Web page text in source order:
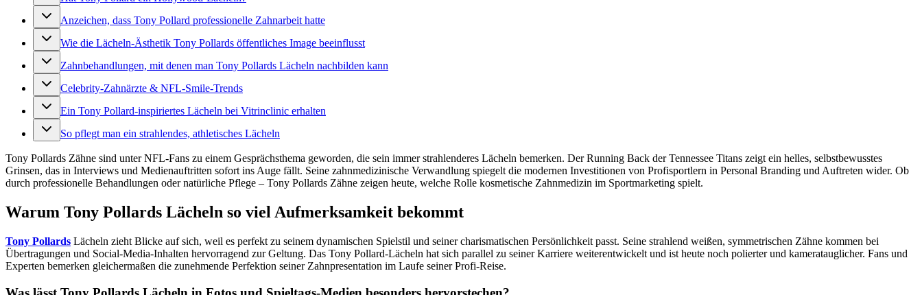
Anzeichen, dass Tony Pollard professionelle Zahnarbeit hatte
Wie die Lächeln-Ästhetik Tony Pollards öffentliches Image beeinflusst
Zahnbehandlungen, mit denen man Tony Pollards Lächeln nachbilden kann
Celebrity-Zahnärzte & NFL-Smile-Trends
Ein Tony Pollard-inspiriertes Lächeln bei Vitrinclinic erhalten
So pflegt man ein strahlendes, athletisches Lächeln
Tony Pollards Zähne sind unter NFL-Fans zu einem Gesprächsthema geworden, die sein immer strahlenderes Lächeln bemerken. Der Running Back der Tennessee Titans zeigt ein helles, selbstbewusstes
Grinsen, das in Interviews und Medienauftritten sofort ins Auge fällt. Seine zahnmedizinische Verwandlung spiegelt die modernen Investitionen von Profisportlern in Personal Branding und Auftreten wider. Ob
durch professionelle Behandlungen oder natürliche Pflege – Tony Pollards Zähne zeigen heute, welche Rolle kosmetische Zahnmedizin im Sportmarketing spielt.
Warum Tony Pollards Lächeln so viel Aufmerksamkeit bekommt
Tony Pollards Lächeln zieht Blicke auf sich, weil es perfekt zu seinem dynamischen Spielstil und seiner charismatischen Persönlichkeit passt. Seine strahlend weißen, symmetrischen Zähne kommen bei
Übertragungen und Social-Media-Inhalten hervorragend zur Geltung. Das Tony Pollard-Lächeln hat sich parallel zu seiner Karriere weiterentwickelt und ist heute noch polierter und kameratauglicher. Fans und
Experten bemerken gleichermaßen die zunehmende Perfektion seiner Zahnpresentation im Laufe seiner Profi-Reise.